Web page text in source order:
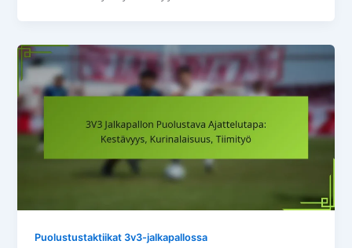
Puolustustaktiikat 3v3-jalkapallossa